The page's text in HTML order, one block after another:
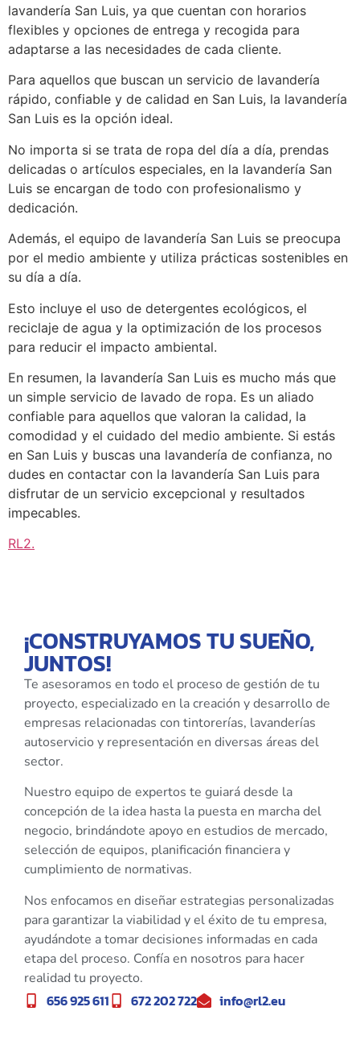
lavandería San Luis, ya que cuentan con horarios
flexibles y opciones de entrega y recogida para
adaptarse a las necesidades de cada cliente.
Para aquellos que buscan un servicio de lavandería
rápido, confiable y de calidad en San Luis, la lavandería
San Luis es la opción ideal.
No importa si se trata de ropa del día a día, prendas
delicadas o artículos especiales, en la lavandería San
Luis se encargan de todo con profesionalismo y
dedicación.
Además, el equipo de lavandería San Luis se preocupa
por el medio ambiente y utiliza prácticas sostenibles en
su día a día.
Esto incluye el uso de detergentes ecológicos, el
reciclaje de agua y la optimización de los procesos
para reducir el impacto ambiental.
En resumen, la lavandería San Luis es mucho más que
un simple servicio de lavado de ropa. Es un aliado
confiable para aquellos que valoran la calidad, la
comodidad y el cuidado del medio ambiente. Si estás
en San Luis y buscas una lavandería de confianza, no
dudes en contactar con la lavandería San Luis para
disfrutar de un servicio excepcional y resultados
impecables.
RL2.
¡CONSTRUYAMOS TU SUEÑO,
JUNTOS!
Te asesoramos en todo el proceso de gestión de tu
proyecto, especializado en la creación y desarrollo de
empresas relacionadas con tintorerías, lavanderías
autoservicio y representación en diversas áreas del
sector.
Nuestro equipo de expertos te guiará desde la
concepción de la idea hasta la puesta en marcha del
negocio, brindándote apoyo en estudios de mercado,
selección de equipos, planificación financiera y
cumplimiento de normativas.
Nos enfocamos en diseñar estrategias personalizadas
para garantizar la viabilidad y el éxito de tu empresa,
ayudándote a tomar decisiones informadas en cada
etapa del proceso. Confía en nosotros para hacer
realidad tu proyecto.
656 925 611 672 202 722 info@rl2.eu